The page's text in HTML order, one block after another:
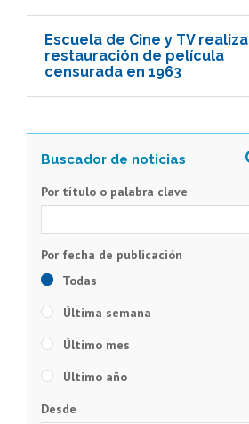
Escuela de Cine y TV realiza
restauración de película
censurada en 1963
Por título o palabra clave
Todas
Última semana
Último mes
Último año
Desde